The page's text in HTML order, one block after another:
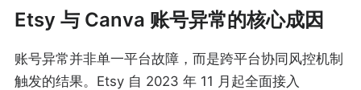
Etsy 与 Canva 账号异常的核心成因
账号异常并非单一平台故障，而是跨平台协同风控机制
触发的结果。Etsy 自 2023 年 11 月起全面接入